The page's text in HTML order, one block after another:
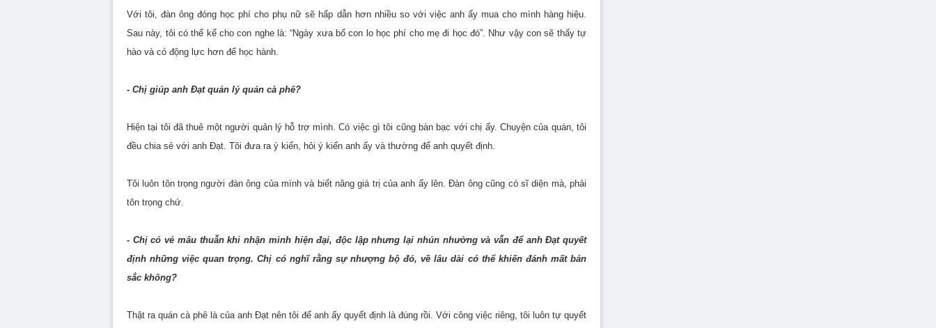
Với tôi, đàn ông đóng học phí cho phụ nữ sẽ hấp dẫn hơn nhiều so với việc anh ấy mua cho mình hàng hiệu.
Sau này, tôi có thể kể cho con nghe là: “Ngày xưa bố con lo học phí cho mẹ đi học đó”. Như vậy con sẽ thấy tự
hào và có động lực hơn để học hành.
- Chị giúp anh Đạt quản lý quán cà phê?
Hiện tại tôi đã thuê một người quản lý hỗ trợ mình. Có việc gì tôi cũng bàn bạc với chị ấy. Chuyện của quán, tôi
đều chia sẻ với anh Đạt. Tôi đưa ra ý kiến, hỏi ý kiến anh ấy và thường để anh quyết định.
Tôi luôn tôn trọng người đàn ông của mình và biết nâng giá trị của anh ấy lên. Đàn ông cũng có sĩ diện mà, phải
tôn trọng chứ.
- Chị có vẻ mâu thuẫn khi nhận mình hiện đại, độc lập nhưng lại nhún nhường và vẫn để anh Đạt quyết
định những việc quan trọng. Chị có nghĩ rằng sự nhượng bộ đó, về lâu dài có thể khiến đánh mất bản
sắc không?
Thật ra quán cà phê là của anh Đạt nên tôi để anh ấy quyết định là đúng rồi. Với công việc riêng, tôi luôn tự quyết